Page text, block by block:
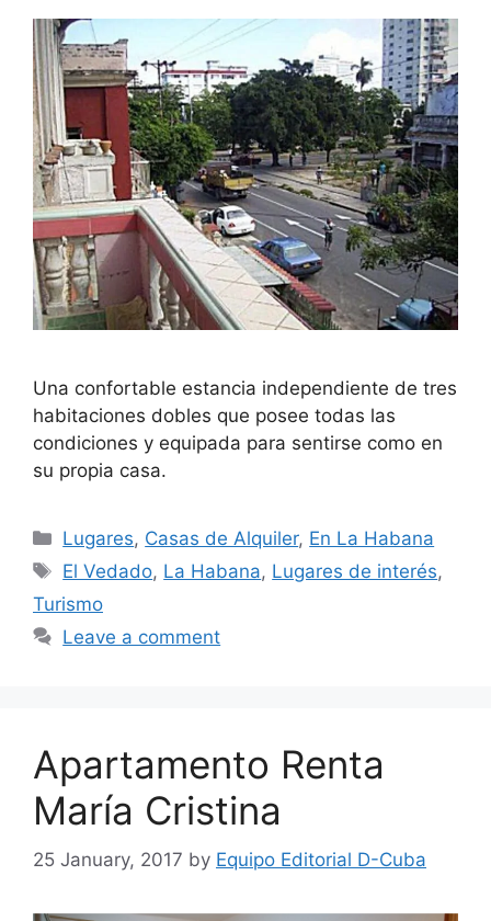
Una confortable estancia independiente de tres
habitaciones dobles que posee todas las
condiciones y equipada para sentirse como en
su propia casa.
Categories
Lugares, Casas de Alquiler, En La Habana
Tags
El Vedado, La Habana, Lugares de interés,
Turismo
Leave a comment
Apartamento Renta
María Cristina
25 January, 2017 by Equipo Editorial D-Cuba